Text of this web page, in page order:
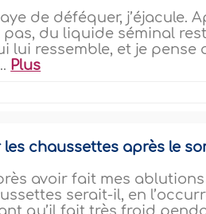
de déféquer, j’éjacule.
du liquide séminal
lui ressemble, et je
Plus
les chaussettes après le
avoir fait mes
serait-il, en
qu’il fait très froid